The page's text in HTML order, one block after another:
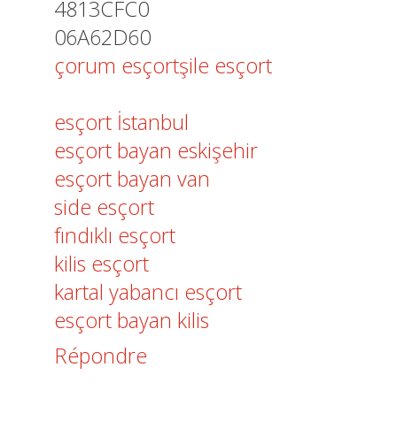
4813CFC0
06A62D60
çorum esçortşile esçort
esçort İstanbul
esçort bayan eskişehir
esçort bayan van
side esçort
fındıklı esçort
kilis esçort
kartal yabancı esçort
esçort bayan kilis
Répondre